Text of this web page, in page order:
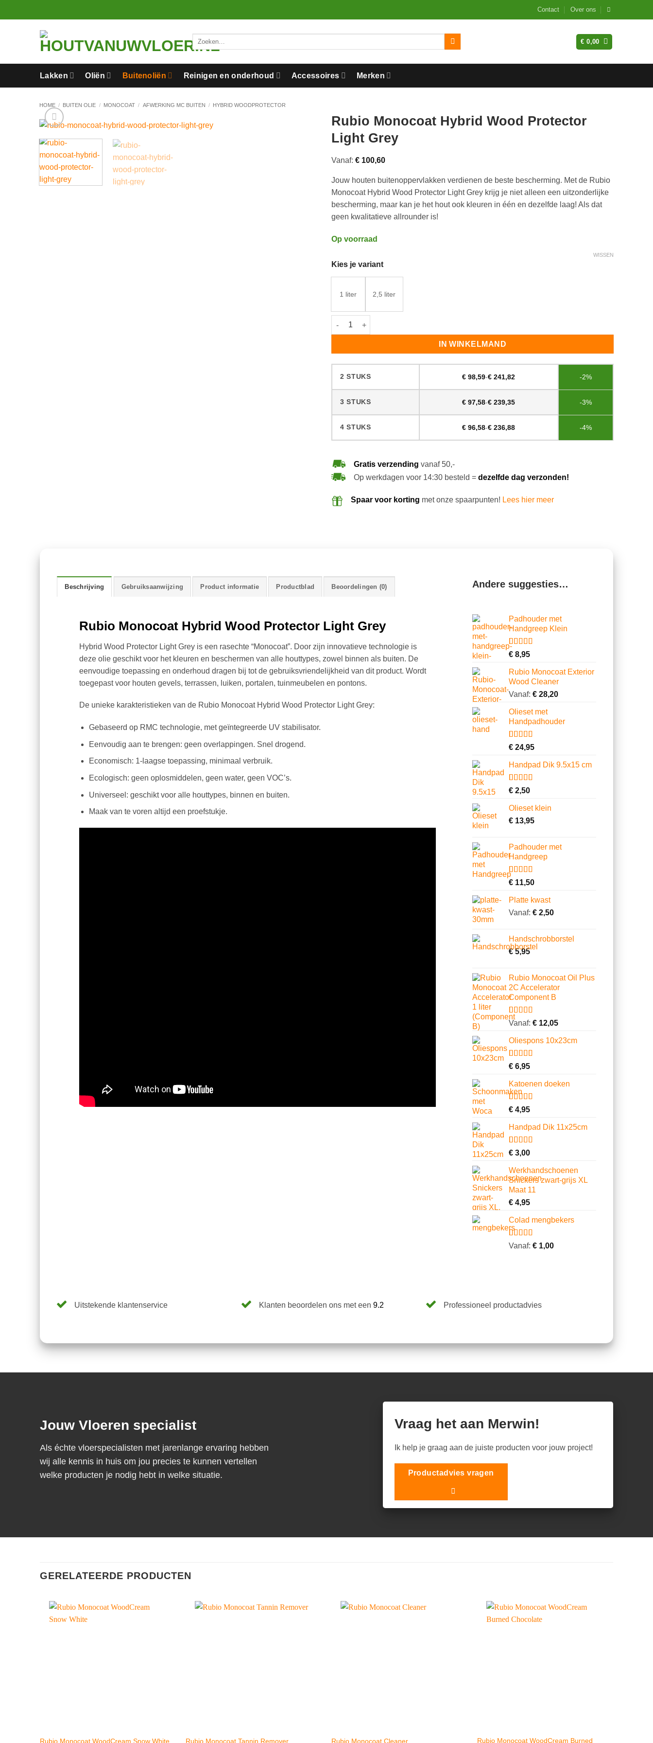
naar
Contact Over ons
Zoeken
naar:
€ 0,00
Lakken Oliën Buitenoliën Reinigen en onderhoud Accessoires Merken
HOME / BUITEN OLIE / MONOCOAT / AFWERKING MC BUITEN / HYBRID WOODPROTECTOR
Rubio Monocoat Hybrid Wood Protector
Light Grey
Vanaf: €100,60
Jouw houten buitenoppervlakken verdienen de beste bescherming. Met de Rubio
Monocoat Hybrid Wood Protector Light Grey krijg je niet alleen een uitzonderlijke
bescherming, maar kan je het hout ook kleuren in één en dezelfde laag! Als dat
geen kwalitatieve allrounder is!
Op voorraad
Kies je variant
1 liter 2,5 liter
WISSEN
Rubio Monocoat Hybrid Wood Protector Light Grey aantal
IN WINKELMAND
2 STUKS € 98,59-€ 241,82 -2%
3 STUKS € 97,58-€ 239,35 -3%
4 STUKS € 96,58-€ 236,88 -4%
Gratis verzending vanaf 50,-
Op werkdagen voor 14:30 besteld = dezelfde dag verzonden!
Spaar voor korting met onze spaarpunten! Lees hier meer
Beschrijving Gebruiksaanwijzing Product informatie Productblad Beoordelingen (0)
Rubio Monocoat Hybrid Wood Protector Light Grey
Hybrid Wood Protector Light Grey is een rasechte “Monocoat”. Door zijn innovatieve technologie is
deze olie geschikt voor het kleuren en beschermen van alle houttypes, zowel binnen als buiten. De
eenvoudige toepassing en onderhoud dragen bij tot de gebruiksvriendelijkheid van dit product. Wordt
toegepast voor houten gevels, terrassen, luiken, portalen, tuinmeubelen en pontons.
De unieke karakteristieken van de Rubio Monocoat Hybrid Wood Protector Light Grey:
Gebaseerd op RMC technologie, met geïntegreerde UV stabilisator.
Eenvoudig aan te brengen: geen overlappingen. Snel drogend.
Economisch: 1-laagse toepassing, minimaal verbruik.
Ecologisch: geen oplosmiddelen, geen water, geen VOC’s.
Universeel: geschikt voor alle houttypes, binnen en buiten.
Maak van te voren altijd een proefstukje.
Andere suggesties…
Padhouder met
Handgreep Klein
Gewaardeerd
4.00
gebaseerd
op
1
klantbeoordeling
€8,95
Rubio Monocoat Exterior
Wood Cleaner
Vanaf: €28,20
Olieset met
Handpadhouder
Gewaardeerd
op 5
gebaseerd
op
11
klantbeoordelingen
€24,95
Handpad Dik 9.5x15 cm
Gewaardeerd
4.00
gebaseerd
op
3
klantbeoordelingen
€2,50
Olieset klein
€13,95
Padhouder met
Handgreep
Gewaardeerd
op 5
gebaseerd
op
6
klantbeoordelingen
€11,50
Platte kwast
Vanaf: €2,50
Handschrobborstel
€5,95
Rubio Monocoat Oil Plus
2C Accelerator
Component B
Gewaardeerd
gebaseerd
op
2
klantbeoordelingen
Vanaf: €12,05
Oliespons 10x23cm
Gewaardeerd
4.22
gebaseerd
op
9
klantbeoordelingen
€6,95
Katoenen doeken
Gewaardeerd
4.62
gebaseerd
op
13
klantbeoordelingen
€4,95
Handpad Dik 11x25cm
Gewaardeerd
4.70
gebaseerd
op
10
klantbeoordelingen
€3,00
Werkhandschoenen
Snickers zwart-grijs XL
Maat 11
€4,95
Colad mengbekers
Gewaardeerd
8
Vanaf: €1,00
Uitstekende klantenservice Klanten beoordelen ons met een9.2 Professioneel productadvies
Jouw Vloeren specialist
Als échte vloerspecialisten met jarenlange ervaring hebben
wij alle kennis in huis om jou precies te kunnen vertellen
welke producten je nodig hebt in welke situatie.
Vraag het aan Merwin!
Ik help je graag aan de juiste producten voor jouw project!
Productadvies vragen
GERELATEERDE PRODUCTEN
Rubio Monocoat WoodCream Snow White Rubio Monocoat Tannin Remover Rubio Monocoat Cleaner Rubio Monocoat WoodCream Burned